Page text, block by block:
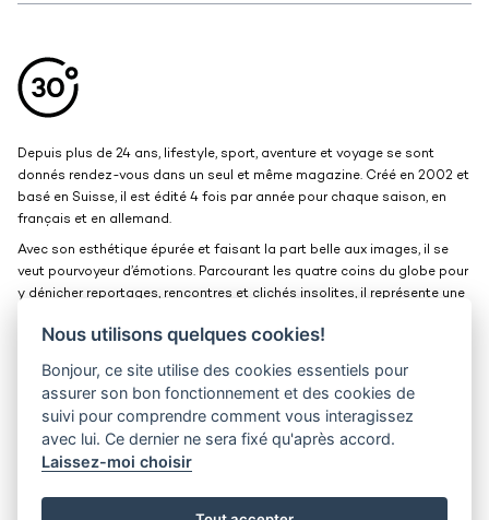
Depuis plus de 24 ans, lifestyle, sport, aventure et voyage se sont
donnés rendez-vous dans un seul et même magazine. Créé en 2002 et
basé en Suisse, il est édité 4 fois par année pour chaque saison, en
français et en allemand.
Avec son esthétique épurée et faisant la part belle aux images, il se
veut pourvoyeur d’émotions. Parcourant les quatre coins du globe pour
y dénicher reportages, rencontres et clichés insolites, il représente une
Contact
Jobs Confidentialité
30° magazine
Nous utilisons quelques cookies!
Bonjour, ce site utilise des cookies essentiels pour
assurer son bon fonctionnement et des cookies de
suivi pour comprendre comment vous interagissez
avec lui. Ce dernier ne sera fixé qu'après accord.
Laissez-moi choisir